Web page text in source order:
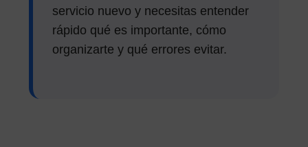
servicio nuevo y necesitas entender
rápido qué es importante, cómo
organizarte y qué errores evitar.